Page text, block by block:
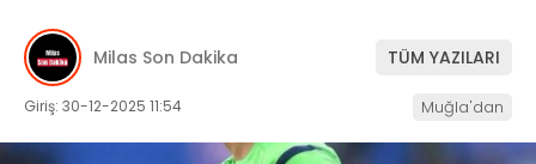
İhbar Hattı
Milas Son Dakika TÜM YAZILARI
Giriş: 30-12-2025 11:54 Muğla'dan